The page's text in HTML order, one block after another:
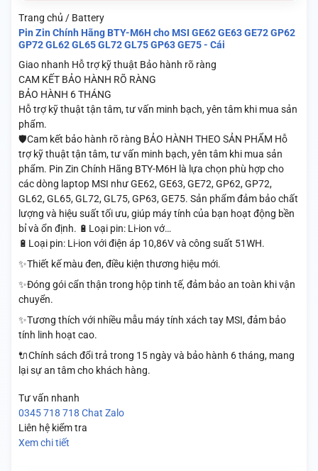
Trang chủ / Battery
Pin Zin Chính Hãng BTY-M6H cho MSI GE62 GE63 GE72 GP62
GP72 GL62 GL65 GL72 GL75 GP63 GE75 - Cái
Giao nhanh Hỗ trợ kỹ thuật Bảo hành rõ ràng
CAM KẾT BẢO HÀNH RÕ RÀNG
BẢO HÀNH 6 THÁNG
Hỗ trợ kỹ thuật tận tâm, tư vấn minh bạch, yên tâm khi mua sản
phẩm.
🛡️Cam kết bảo hành rõ ràng BẢO HÀNH THEO SẢN PHẨM Hỗ
trợ kỹ thuật tận tâm, tư vấn minh bạch, yên tâm khi mua sản
phẩm. Pin Zin Chính Hãng BTY-M6H là lựa chọn phù hợp cho
các dòng laptop MSI như GE62, GE63, GE72, GP62, GP72,
GL62, GL65, GL72, GL75, GP63, GE75. Sản phẩm đảm bảo chất
lượng và hiệu suất tối ưu, giúp máy tính của bạn hoạt động bền
bỉ và ổn định. 🔋Loại pin: Li-ion vớ…
🔋Loại pin: Li-ion với điện áp 10,86V và công suất 51WH.
✨Thiết kế màu đen, điều kiện thương hiệu mới.
✨Đóng gói cẩn thận trong hộp tinh tế, đảm bảo an toàn khi vận
chuyển.
✨Tương thích với nhiều mẫu máy tính xách tay MSI, đảm bảo
tính linh hoạt cao.
🔌Chính sách đổi trả trong 15 ngày và bảo hành 6 tháng, mang
lại sự an tâm cho khách hàng.
Tư vấn nhanh
0345 718 718 Chat Zalo
Liên hệ kiểm tra
Xem chi tiết